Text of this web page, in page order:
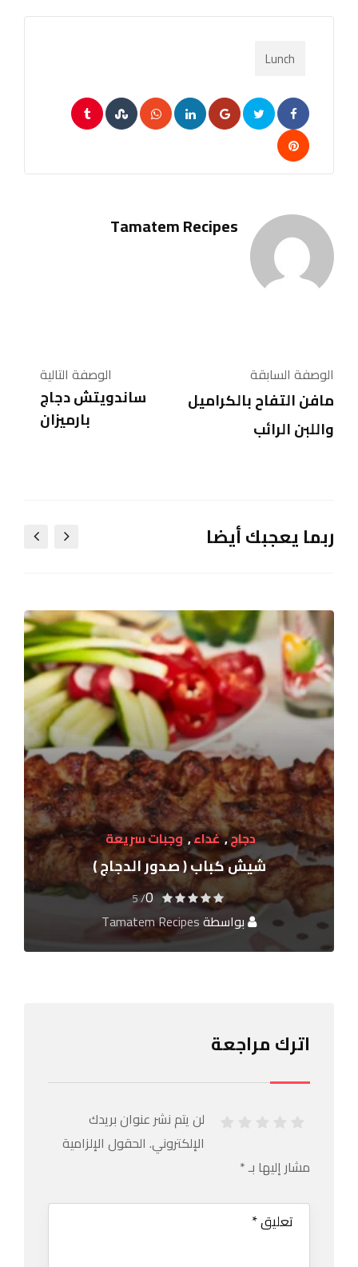
Lunch
Google+
LinkedIn
Whatsapp
StumbleUpon
Tumblr
Pinterest
Tamatem Recipes
الوصفة السابقة
مافن التفاح بالكراميل
واللبن الرائب
الوصفة التالية
ساندويتش دجاج
بارميزان
ربما يعجبك أيضا
دجاج,غداء,وجبات سريعة
شيش كباب ( صدور الدجاج )
0
/ 5
بواسطةTamatem Recipes
اترك مراجعة
لن يتم نشر عنوان بريدك
الإلكتروني. الحقول الإلزامية
مشار إليها بـ *